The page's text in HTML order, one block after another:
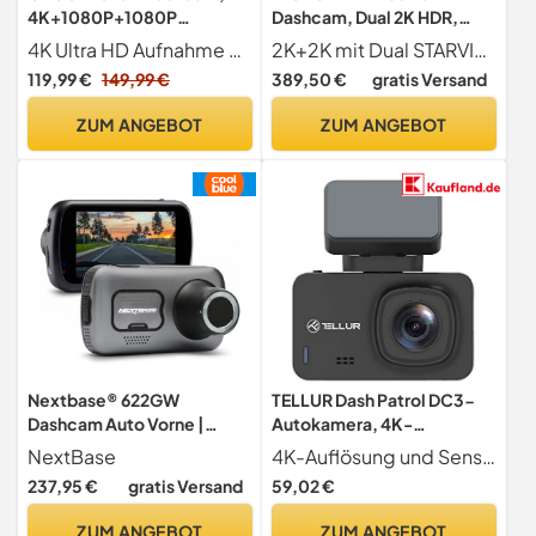
4K+1080P+1080P
Dashcam Auto Vorne Innen
Hinten mit 64GB SD Karte,
GPS 5GHz WiFi, 3" IPS-
Nachtsicht,WDR,G-
Aufnahme,Parküberwachu
ng,Max512GB
4K Ultra HD Aufnahme mit 360-Grad-Panoramablick Unsere Dashcam Auto zeichnet Frontvideos in kristallklarem 4K Ultra HD auf, während Innen- und Rückvideos in 1080P aufgenommen werden. Mit drei Dashcam Auto erfassen Sie jede Fahrt aus allen Perspektiven ob vorne, hinten oder im Innenraum. So haben Sie stets einen lückenlosen Überblick über alle wichtigen Ereignisse. Besonders die hochauflösende Frontkamera sorgt dafür, dass selbst kleinste Details wie Verkehrsschilder und Nummernschilder stets scharf erkennbar sind. Hinweis Sie können die eingebaute Kamera manuell in der App ausschalten.
119,99 € 149,99 €
ZUM ANGEBOT
Dashcam, Dual 2K HDR,
5GHz WLAN, GPS,
Sprachsteuerung
2K+2K mit Dual STARVIS 2 Sensor Die A229 Plus ist mit modernster Dual-Kamera-Technologie von STARVIS 2 ausgestattet. Die STARVIS 2-Bildsensoren ermöglichen gestochen scharfe 2K + 2K für vorne und hinten Dashcam. Durch den 2,5-mal größeren Dynamikbereich und die höhere Lichtempfindlichkeit im Vergleich zur ersten STARVIS-Generation werden Rauschen und Bewegungsunschärfe bei Tag und Nacht deutlich reduziert. So entstehen brillante Videoaufnahmen mit einem erstaunlichen Detailreichtum.
389,50 € gratis Versand
ZUM ANGEBOT
Nextbase® 622GW
Dashcam Auto Vorne |
Parkmodus 24/7
Parküberwachung | 2160p
30fps Dash Cam | 3-Zoll-
NextBase
237,95 € gratis Versand
ZUM ANGEBOT
TELLUR Dash Patrol DC3-
Autokamera, 4K-
Auflösung, GPS, Wi-Fi-
Verbindung mit dem
Smartphone, G-Sensor
4K-Auflösung und Sensor für exzellente High-Definition-Bilder
59,02 €
ZUM ANGEBOT